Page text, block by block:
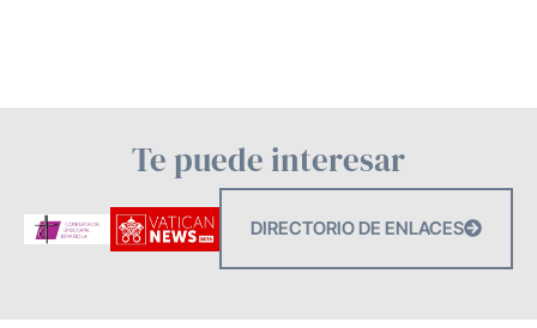
Te puede interesar
DIRECTORIO DE ENLACES